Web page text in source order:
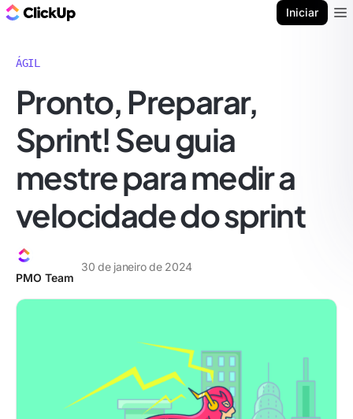
Iniciar
ÁGIL
Pronto, Preparar,
Sprint! Seu guia
mestre para medir a
velocidade do sprint
PMO Team
30 de janeiro de 2024